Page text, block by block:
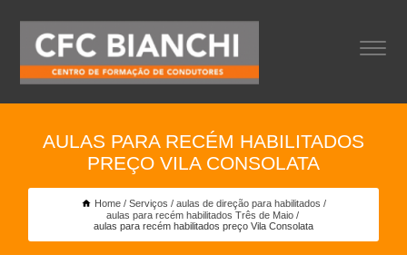
AULAS PARA RECÉM HABILITADOS
PREÇO VILA CONSOLATA
Home Serviços
aulas de direção para habilitados
aulas para recém habilitados Três de Maio
aulas para recém habilitados preço Vila Consolata